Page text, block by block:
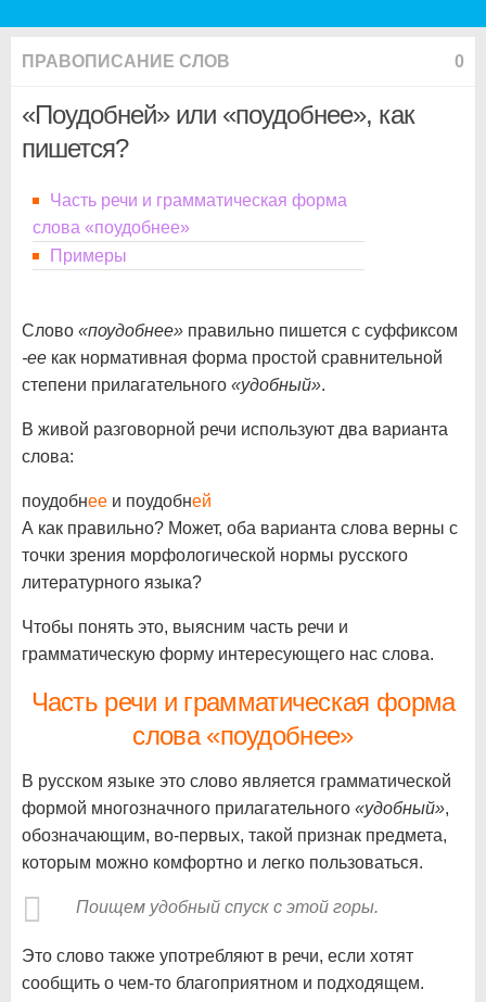
ПРАВОПИСАНИЕ СЛОВ 0
«Поудобней» или «поудобнее», как
пишется?
Часть речи и грамматическая форма
слова «поудобнее»
Примеры
Слово «поудобнее» правильно пишется с суффиксом
-ее как нормативная форма простой сравнительной
степени прилагательного «удобный».
В живой разговорной речи используют два варианта
слова:
поудобнее и поудобней
А как правильно? Может, оба варианта слова верны с
точки зрения морфологической нормы русского
литературного языка?
Чтобы понять это, выясним часть речи и
грамматическую форму интересующего нас слова.
Часть речи и грамматическая форма
слова «поудобнее»
В русском языке это слово является грамматической
формой многозначного прилагательного «удобный»,
обозначающим, во-первых, такой признак предмета,
которым можно комфортно и легко пользоваться.
Поищем удобный спуск с этой горы.
Это слово также употребляют в речи, если хотят
сообщить о чем-то благоприятном и подходящем.